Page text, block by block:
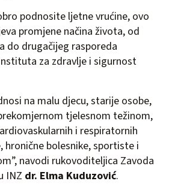
podnosite ljetne vrućine, ovo
promjene načina života, od
do drugačijeg rasporeda
za zdravlje i sigurnost
na malu djecu, starije osobe,
tjelesnom težinom,
i respiratornih
hronične bolesnike, sportiste i
navodi rukovoditeljica Zavoda
INZ dr. Elma Kuduzović.